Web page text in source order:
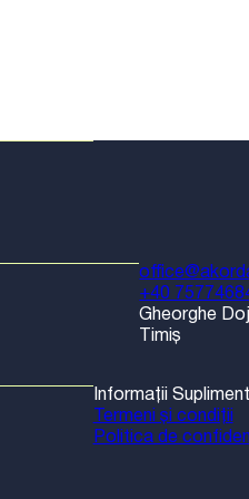
+40
Gheorghe
Timiș
Informații
Termeni și condiții
Politica de